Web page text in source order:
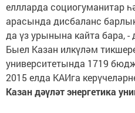
еллларда социогуманитар
арасында дисбаланс
да үз урынына кайта бара, -
Быел Казан илкүләм
университетында 1719
2015 елда КАИга
Казан дәүләт энергетика